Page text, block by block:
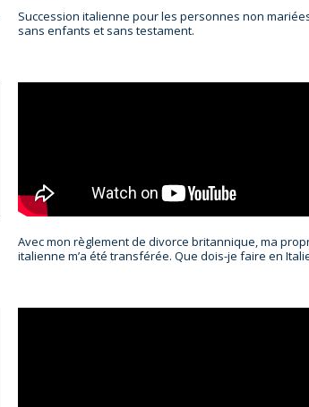
Succession italienne pour les personnes non
sans enfants et sans testament.
Avec mon règlement de divorce britannique, ma
italienne m’a été transférée. Que dois-je faire en